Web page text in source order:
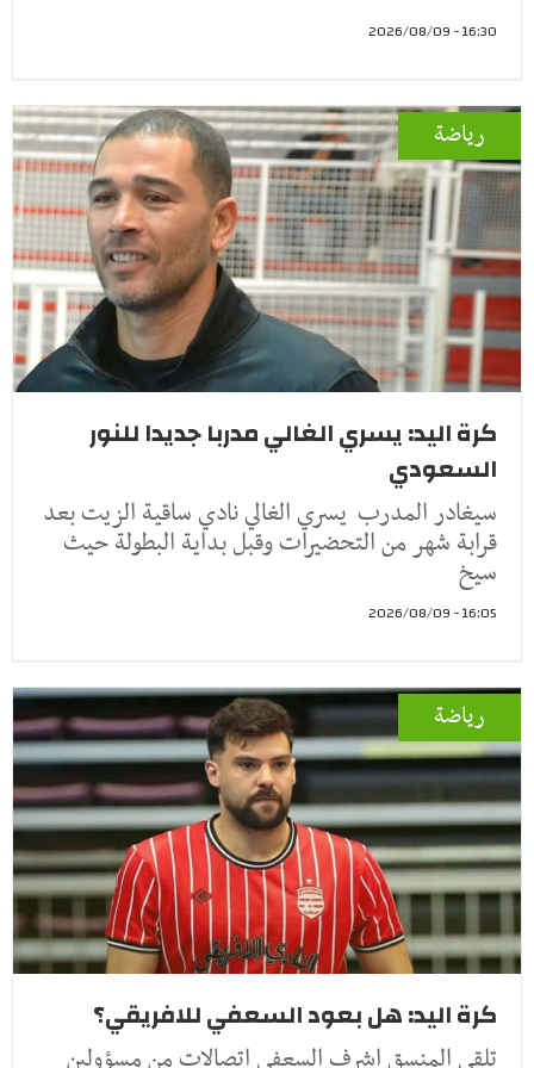
16:30 - 2026/08/09
رياضة
كرة اليد: يسري الغالي مدربا جديدا للنور
السعودي
سيغادر المدرب يسري الغالي نادي ساقية الزيت بعد
قرابة شهر من التحضيرات وقبل بداية البطولة حيث
سيخ
16:05 - 2026/08/09
رياضة
كرة اليد: هل بعود السعفي للافريقي؟
تلقى المنسق اشرف السعفي اتصالات من مسؤولين